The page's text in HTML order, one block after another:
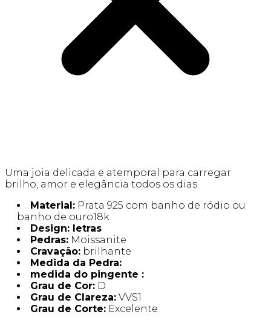
Uma joia delicada e atemporal para carregar
brilho, amor e elegância todos os dias.
Material: Prata 925 com banho de ródio ou
banho de ouro18k
Design: letras
Pedras: Moissanite
Cravação: brilhante
Medida da Pedra:
medida do pingente :
Grau de Cor: D
Grau de Clareza: VVS1
Grau de Corte: Excelente